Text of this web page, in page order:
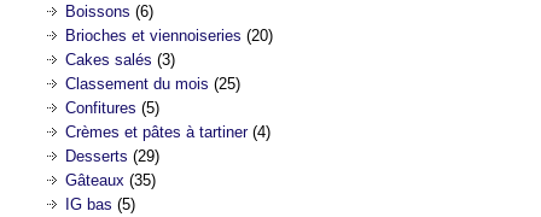
Boissons (6)
Brioches et viennoiseries (20)
Cakes salés (3)
Classement du mois (25)
Confitures (5)
Crèmes et pâtes à tartiner(4)
Desserts (29)
Gâteaux (35)
IG bas (5)